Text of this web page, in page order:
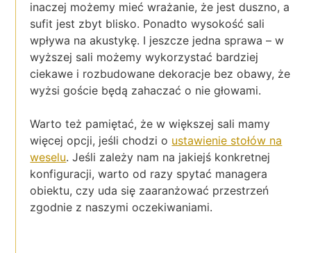
inaczej możemy mieć wrażanie, że jest duszno, a
sufit jest zbyt blisko. Ponadto wysokość sali
wpływa na akustykę. I jeszcze jedna sprawa – w
wyższej sali możemy wykorzystać bardziej
ciekawe i rozbudowane dekoracje bez obawy, że
wyżsi goście będą zahaczać o nie głowami.
Warto też pamiętać, że w większej sali mamy
więcej opcji, jeśli chodzi o ustawienie stołów na
weselu. Jeśli zależy nam na jakiejś konkretnej
konfiguracji, warto od razy spytać managera
obiektu, czy uda się zaaranżować przestrzeń
zgodnie z naszymi oczekiwaniami.